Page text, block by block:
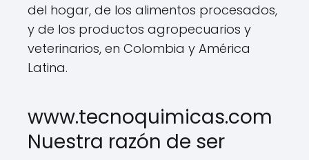
del hogar, de los alimentos procesados,
y de los productos agropecuarios y
veterinarios, en Colombia y América
Latina.
www.tecnoquimicas.com
Nuestra razón de ser